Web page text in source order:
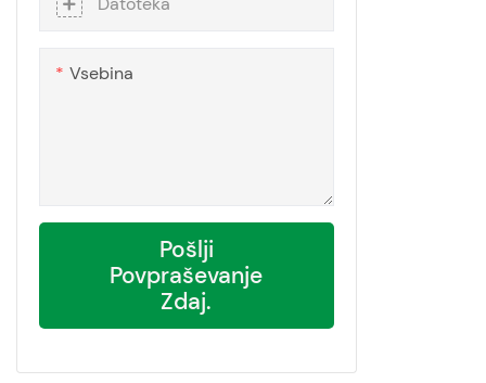
Vsebina
Pošlji
Povpraševanje
Zdaj.